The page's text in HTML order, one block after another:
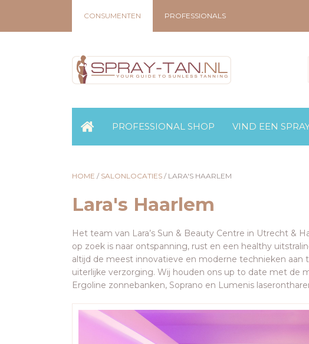
CONSUMENTEN PROFESSIONALS
PROFESSIONAL SHOP VIND EEN
HOME / SALONLOCATIES / LARA'S HAARLEM
Lara's Haarlem
Het team van Lara’s Sun & Beauty Centre in Utrecht &
op zoek is naar ontspanning, rust en een healthy
altijd de meest innovatieve en moderne technieken aan
uiterlijke verzorging. Wij houden ons up to date met de
Ergoline zonnebanken, Soprano en Lumenis